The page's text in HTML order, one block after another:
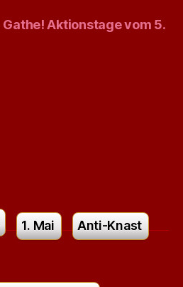
Gathe! Aktionstage vom 5.
1. Mai Anti-Knast